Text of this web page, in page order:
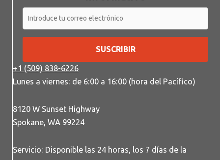
SUSCRIBIR
+1 (509) 838-6226
Lunes a viernes: de 6:00 a 16:00 (hora del Pacífico)
8120 W Sunset Highway
Spokane, WA 99224
Servicio: Disponible las 24 horas, los 7 días de la